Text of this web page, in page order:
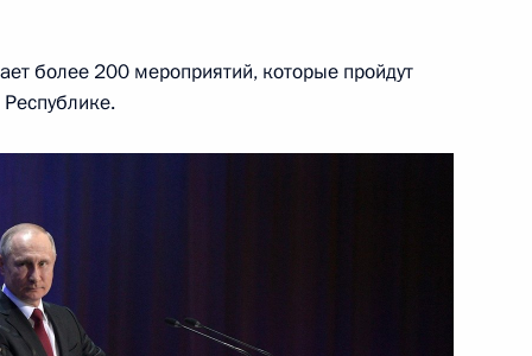
Безопасности
Турции Реджепом Тайипом
более 200 мероприятий, которые пройдут